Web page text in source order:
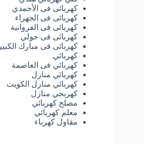
كهربائى فى الأحمدي
كهربائى فى الجهراء
كهربائى فى الفروانية
كهربائى فى حولي
كهربائى فى مبارك الكبير
كهربائي
كهربائي فى العاصمة
كهربائي منازل
كهربائي منازل الكويت
كهربجي منازل
مصلح كهربائي
معلم كهربائي
مقاول كهرباء